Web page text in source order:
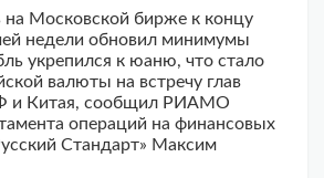
на Московской бирже к концу
недели обновил минимумы
укрепился к юаню, что стало
валюты на встречу глав
и Китая, сообщил РИАМО
операций на финансовых
Стандарт» Максим